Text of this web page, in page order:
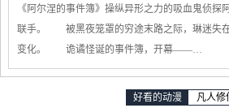
《阿尔涅的事件簿》操纵异形之力的吸血鬼
联手。 被黑夜笼罩的穷途末路之际，琳迷失在
变化。 诡谲怪诞的事件簿，开幕——…
好看的动漫 凡人修